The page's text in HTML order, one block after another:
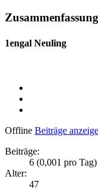
Zusammenfassung
1engal Neuling
Offline Beiträge
Beiträge:
6 (0,001 pro Tag)
Alter:
47